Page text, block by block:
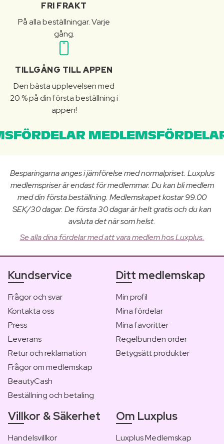
FRI FRAKT
På alla beställningar. Varje
gång.
TILLGÅNG TILL APPEN
Den bästa upplevelsen med
20 % på din första beställning i
appen!
Besparingarna anges i jämförelse med normalpriset. Luxplus
medlemspriser är endast för medlemmar. Du kan bli medlem
med din första beställning. Medlemskapet kostar 99.00
SEK/30 dagar. De första 30 dagar är helt gratis och du kan
avsluta det när som helst.
Se alla dina fördelar med att vara medlem hos Luxplus.
Kundservice
Frågor och svar
Kontakta oss
Press
Leverans
Retur och reklamation
Frågor om medlemskap
BeautyCash
Beställning och betaling
Ditt medlemskap
Min profil
Mina fördelar
Mina favoritter
Regelbunden order
Betygsätt produkter
Villkor & Säkerhet
Handelsvillkor
Om Luxplus
Luxplus Medlemskap